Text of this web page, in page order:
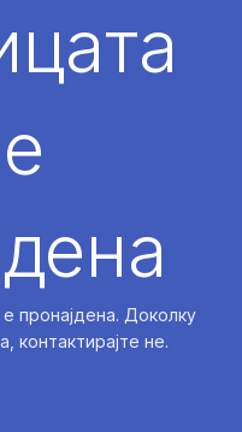
пронајдена. Доколку
контактирајте не.